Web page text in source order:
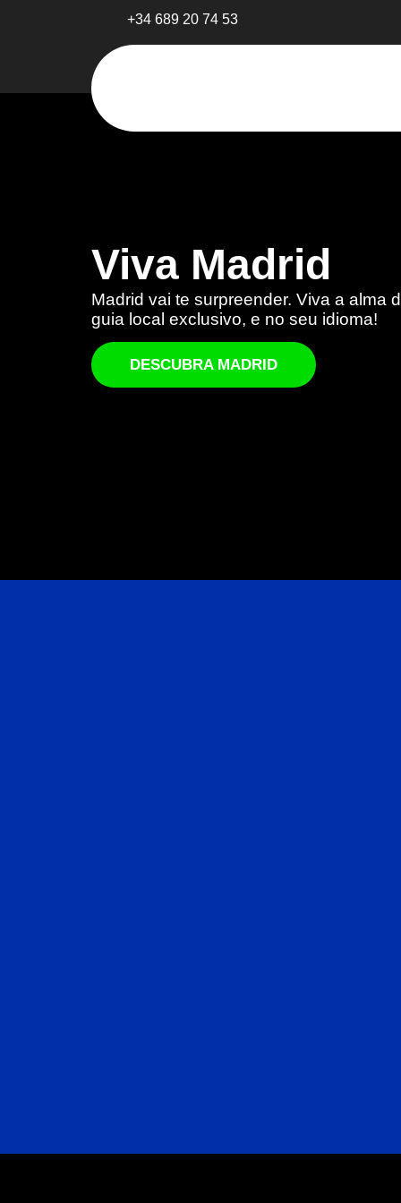
+34 689 20 74 53
Viva Madrid
Madrid vai te surpreender. Viva a alma
guia local exclusivo, e no seu idioma!
DESCUBRA MADRID